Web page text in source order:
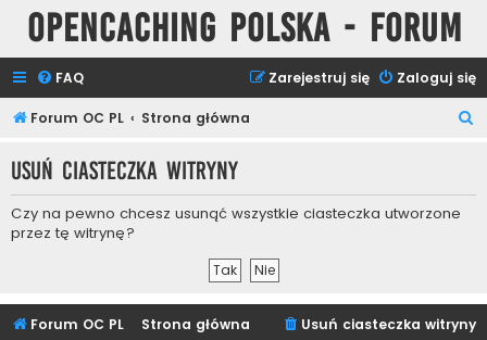
Opencaching Polska - Forum
FAQ Zaloguj się
Zarejestruj się
Forum OC PL Strona główna
k
Usuń ciasteczka witryny
Czy na pewno chcesz usunąć wszystkie ciasteczka utworzone
przez tę witrynę?
Forum OC PL Strona główna Usuń ciasteczka witryny